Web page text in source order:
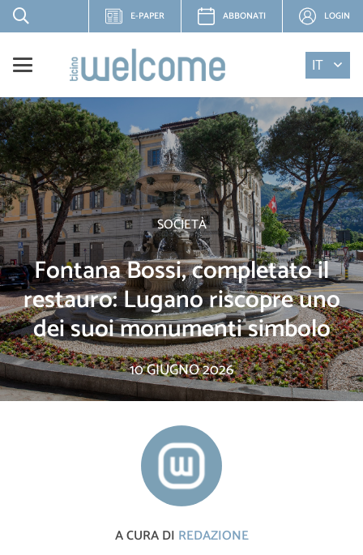
E-PAPER ABBONATI LOGIN
IT
SOCIETÀ
Fontana Bossi, completato il
restauro: Lugano riscopre uno
dei suoi monumenti simbolo
10 GIUGNO 2026
A CURA DI REDAZIONE